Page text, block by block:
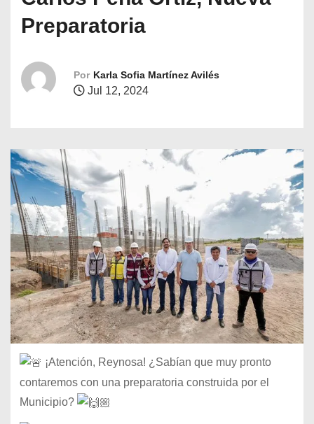
Preparatoria
Por Karla Sofia Martínez Avilés
Jul 12, 2024
¡Atención, Reynosa! ¿Sabían que muy pronto
contaremos con una preparatoria construida por el
Municipio?